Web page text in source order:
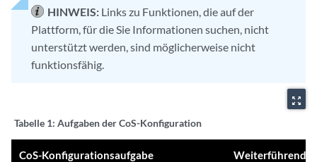
HINWEIS: Links zu Funktionen, die auf der
Plattform, für die Sie Informationen suchen, nicht
unterstützt werden, sind möglicherweise nicht
funktionsfähig.
zoom_out_map
Tabelle 1: Aufgaben der CoS-Konfiguration
CoS-Konfigurationsaufgabe Weiterführende